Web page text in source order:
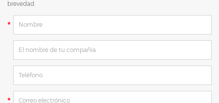
brevedad.